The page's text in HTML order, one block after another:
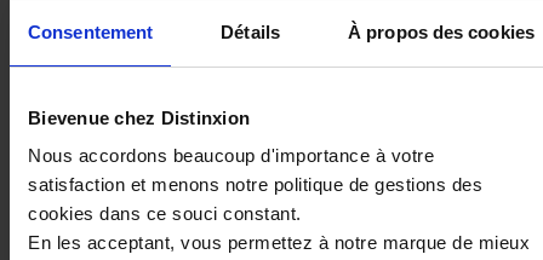
Consentement Détails À propos des cookies
Bievenue chez Distinxion
Nous accordons beaucoup d'importance à votre
satisfaction et menons notre politique de gestions des
cookies dans ce souci constant.
En les acceptant, vous permettez à notre marque de mieux